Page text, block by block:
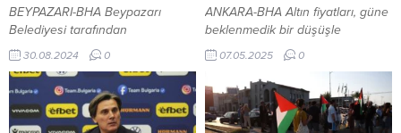
BEYPAZARI-BHA Beypazarı
Belediyesi tarafından
düzenlenen Yaz Futbol Kursu’nu
başarıyla tamamlayan genç
sporcular, düzenlenen törenle
sertifikalarına kavuştu. Beypazarı
Belediye Spor Ferhat
30.08.2024 0
ANKARA-BHA Altın fiyatları, güne
beklenmedik bir düşüşle
başlamış ve gram altın 4 bin 213
TL’den işlem görmeye başlamıştır.
Dün, ons fiyatındaki artışla
birlikte yükselen altın gramı, günü
4 bin 260 TL seviyelerinde
07.05.2025 0